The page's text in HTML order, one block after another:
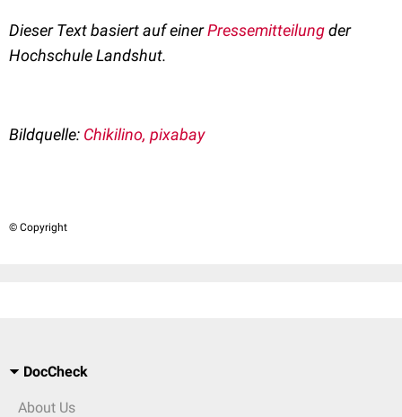
Dieser Text basiert auf einerPressemitteilungder
Hochschule Landshut.
Bildquelle: Chikilino, pixabay
© Copyright
DocCheck
About Us